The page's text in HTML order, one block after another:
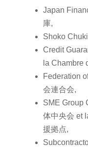
Japan
庫,
Shoko
Credit
la Chambre
Federation
会連合会,
SME Group
体中央会 et
援拠点,